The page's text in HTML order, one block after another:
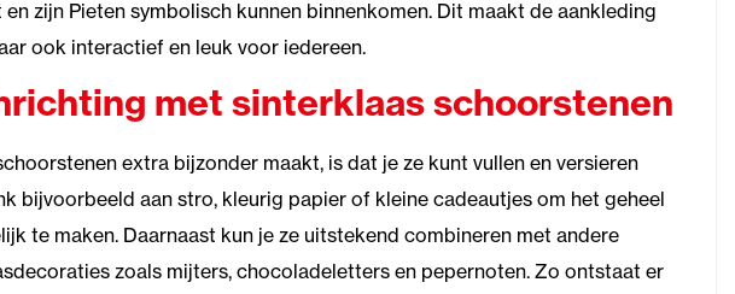
zijn Pieten symbolisch kunnen binnenkomen. Dit maakt de aankleding
ook interactief en leuk voor iedereen.
met sinterklaas schoorstenen
extra bijzonder maakt, is dat je ze kunt vullen en versieren
bijvoorbeeld aan stro, kleurig papier of kleine cadeautjes om het geheel
te maken. Daarnaast kun je ze uitstekend combineren met andere
zoals mijters, chocoladeletters en pepernoten. Zo ontstaat er